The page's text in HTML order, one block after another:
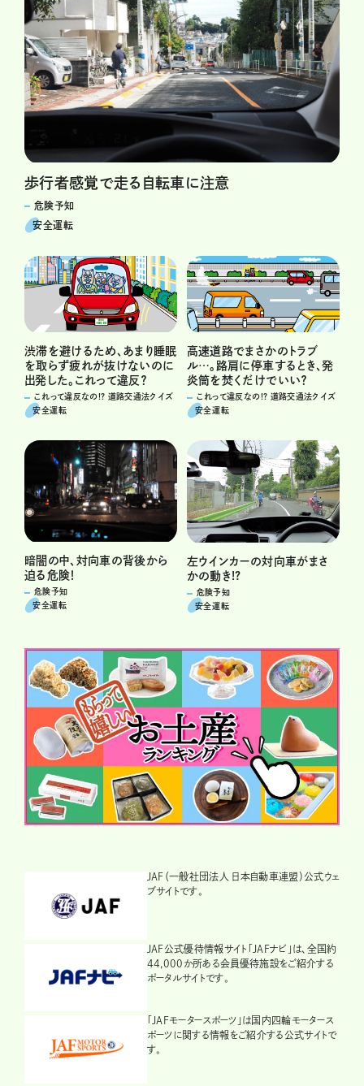
歩行者感覚で走る自転車に注意
危険予知
安全運転
渋滞を避けるため、あまり睡眠
を取らず疲れが抜けないのに
出発した。これって違反？
これって違反なの!? 道路交通法クイズ
安全運転
高速道路でまさかのトラブ
ル…。路肩に停車するとき、発
炎筒を焚くだけでいい？
これって違反なの!? 道路交通法クイズ
安全運転
暗闇の中、対向車の背後から
迫る危険！
危険予知
安全運転
左ウインカーの対向車がまさ
かの動き!?
危険予知
安全運転
JAF（一般社団法人 日本自動車連盟）公式ウェ
ブサイトです。
JAF公式優待情報サイト「JAFナビ」は、全国約
44,000か所ある会員優待施設をご紹介する
ポータルサイトです。
「JAFモータースポーツ」は国内四輪モータース
ポーツに関する情報をご紹介する公式サイトで
す。